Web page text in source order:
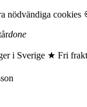
nödvändiga
done
i Sverige ★ Fri frakt